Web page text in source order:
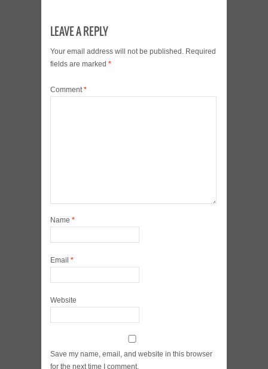
LEAVE A REPLY
Your email address will not be published. Required
fields are marked *
Comment*
Name *
Email *
Website
Save my name, email, and website in this browser
for the next time I comment.